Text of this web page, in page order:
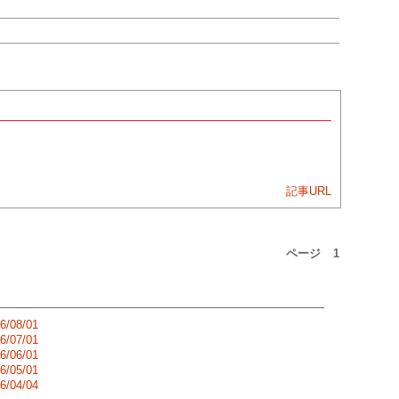
記事URL
ページ 1
08/01
07/01
06/01
05/01
04/04